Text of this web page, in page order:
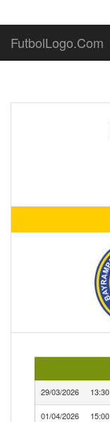
FutbolLogo.Com
29/03/2026 13:30
01/04/2026 15:00